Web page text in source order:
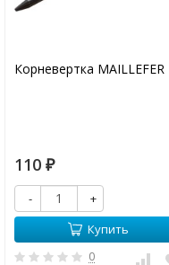
Корневертка MAILLEFER
110 ₽
-
+
Купить
0